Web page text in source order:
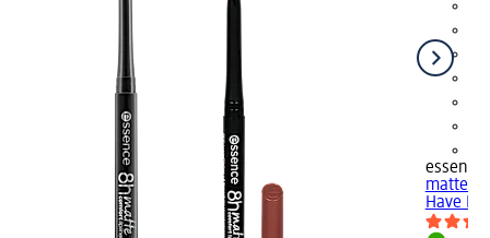
essence
matte
Have